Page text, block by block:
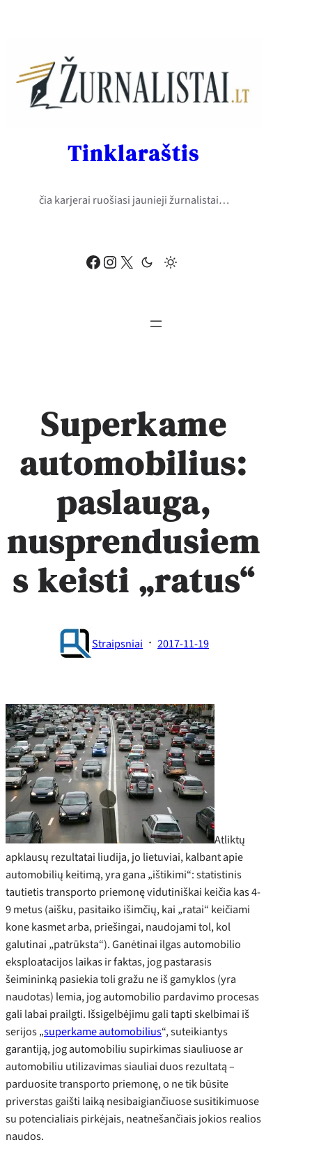
Facebook Instagram X
Tinklaraštis
čia karjerai ruošiasi jaunieji žurnalistai…
Superkame
automobilius:
paslauga,
nusprendusiem
s keisti „ratus“
Straipsniai · 2017-11-19
Atliktų
apklausų rezultatai liudija, jo lietuviai, kalbant apie
automobilių keitimą, yra gana „ištikimi“: statistinis
tautietis transporto priemonę vidutiniškai keičia kas 4-
9 metus (aišku, pasitaiko išimčių, kai „ratai“ keičiami
kone kasmet arba, priešingai, naudojami tol, kol
galutinai „patrūksta“). Ganėtinai ilgas automobilio
eksploatacijos laikas ir faktas, jog pastarasis
šeimininką pasiekia toli gražu ne iš gamyklos (yra
naudotas) lemia, jog automobilio pardavimo procesas
gali labai prailgti. Išsigelbėjimu gali tapti skelbimai iš
serijos „superkame automobilius“, suteikiantys
garantiją, jog automobiliu supirkimas siauliuose ar
automobiliu utilizavimas siauliai duos rezultatą –
parduosite transporto priemonę, o ne tik būsite
priverstas gaišti laiką nesibaigiančiuose susitikimuose
su potencialiais pirkėjais, neatnešančiais jokios realios
naudos.